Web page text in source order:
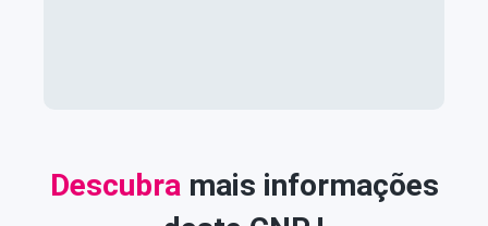
Descubra mais informações